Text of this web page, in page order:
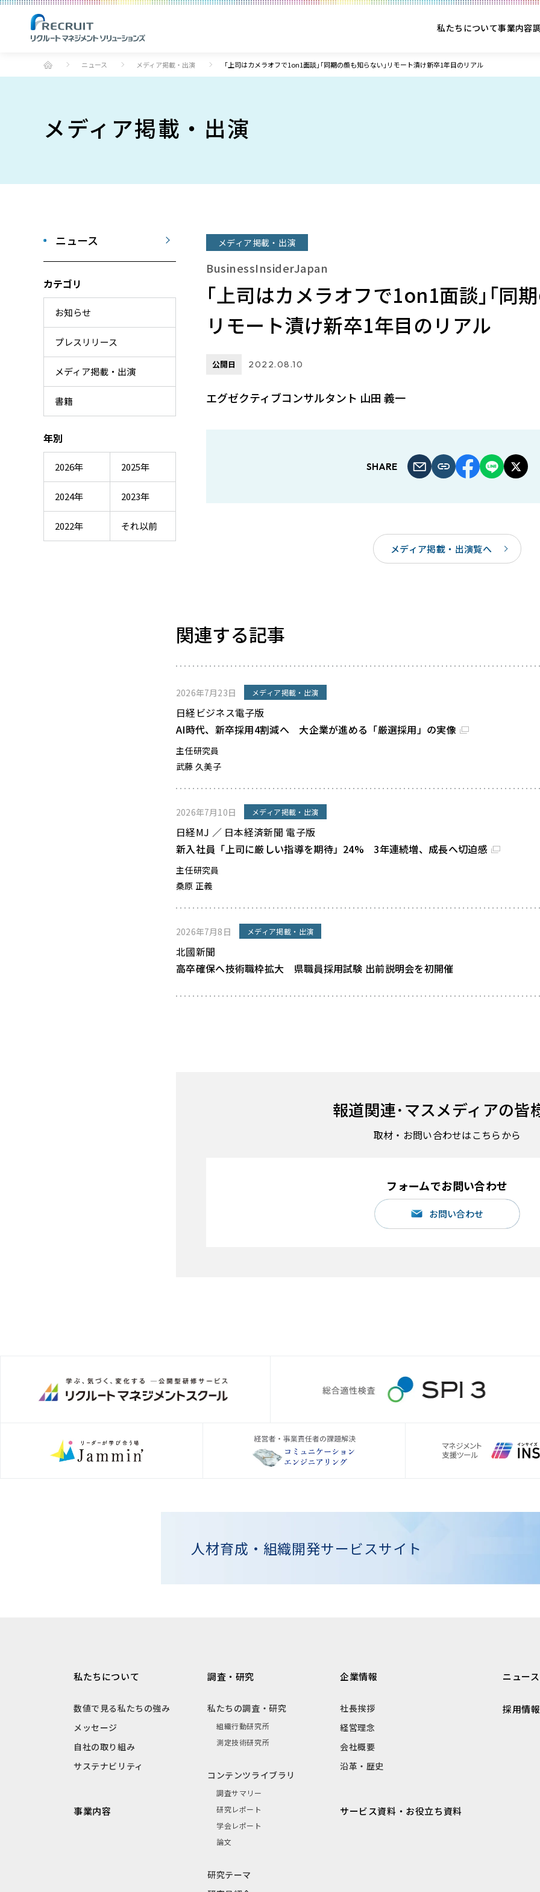
私たちについて事業内容
ニュース メディア掲載・出演 ｢上司はカメラオフで1on1面談｣｢同期の顔も知らない｣リモート漬け新卒1年目のリアル
メディア掲載・出演
ニュース
カテゴリ
お知らせ
プレスリリース
メディア掲載・出演
書籍
年別
2026年 2025年
2024年 2023年
2022年 それ以前
メディア掲載・出演
BusinessInsiderJapan
｢上司はカメラオフで1on1面談｣｢同
リモート漬け新卒1年目のリアル
公開日 2022.08.10
エグゼクティブコンサルタント 山田 義一
SHARE
メディア掲載・出演覧へ
関連する記事
2026年7月23日 メディア掲載・出演
日経ビジネス電子版
AI時代、新卒採用4割減へ 大企業が進める「厳選採用」の実像
主任研究員
武藤 久美子
2026年7月10日 メディア掲載・出演
日経MJ ／ 日本経済新聞 電子版
新入社員「上司に厳しい指導を期待」24% 3年連続増、成長へ切迫感
主任研究員
桑原 正義
2026年7月8日 メディア掲載・出演
北國新聞
高卒確保へ技術職枠拡大 県職員採用試験 出前説明会を初開催
報道関連･マスメディアの皆
取材・お問い合わせはこちらから
フォームでお問い合わせ
お問い合わせ
人材育成・組織開発サービスサイト
私たちについて
数値で見る私たちの強み
メッセージ
自社の取り組み
サステナビリティ
事業内容
調査・研究
私たちの調査・研究
組織行動研究所
測定技術研究所
コンテンツライブラリ
調査サマリー
研究レポート
学会レポート
論文
研究テーマ
企業情報
社長挨拶
経営理念
会社概要
沿革・歴史
サービス資料・お役立ち資料
ニュース
採用情報